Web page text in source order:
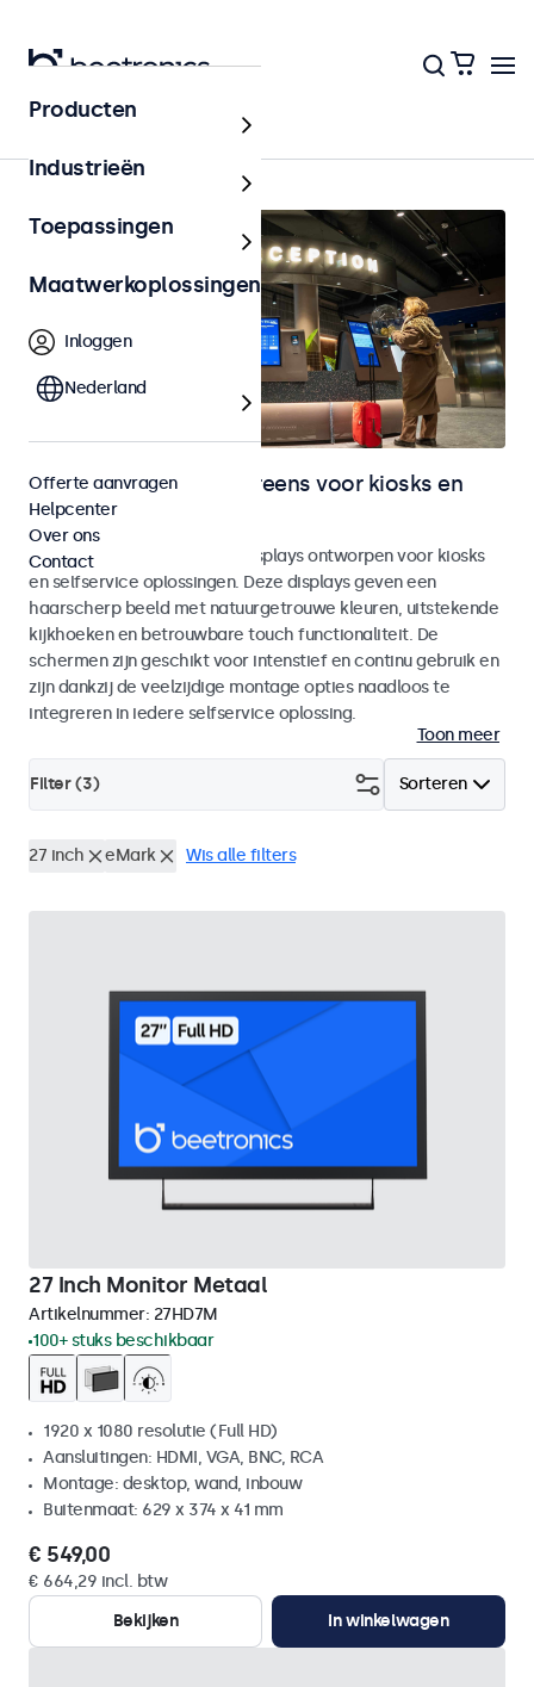
Kiosks & Self-Service
Monitoren en touchscreens voor kiosks en
selfservice
Monitoren en touchscreen displays ontworpen voor kiosks
en selfservice oplossingen. Deze displays geven een
haarscherp beeld met natuurgetrouwe kleuren, uitstekende
kijkhoeken en betrouwbare touch functionaliteit. De
schermen zijn geschikt voor intenstief en continu gebruik en
zijn dankzij de veelzijdige montage opties naadloos te
integreren in iedere selfservice oplossing.
Toon meer
Sorteren
Filter (3)
27 inch eMark Wis alle filters
27 Inch Monitor Metaal
Artikelnummer: 27HD7M
100+ stuks beschikbaar
1920 x 1080 resolutie (Full HD)
Aansluitingen: HDMI, VGA, BNC, RCA
Montage: desktop, wand, inbouw
Buitenmaat: 629 x 374 x 41 mm
€ 549,00
€ 664,29 incl. btw
Bekijken
In winkelwagen
Producten
Industrieën
Toepassingen
Maatwerkoplossingen
Inloggen
Nederland
Offerte aanvragen
Helpcenter
Over ons
Contact